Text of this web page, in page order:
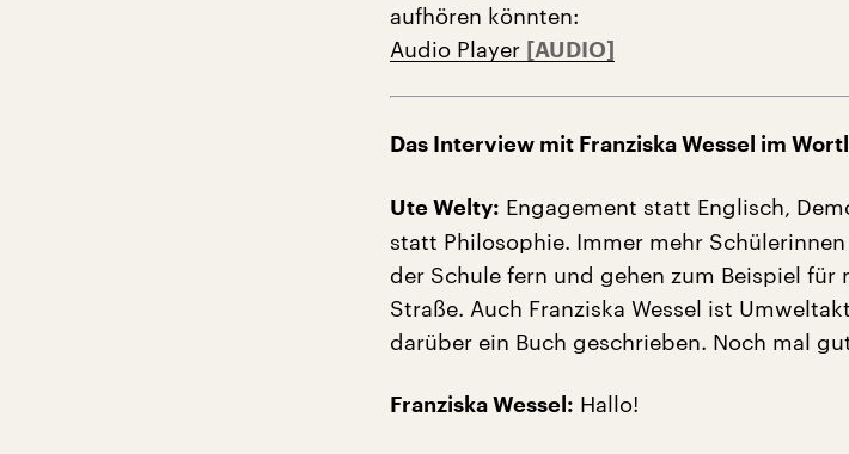
aufhören könnten:
Audio Player
Das Interview mit Franziska Wessel im
Ute Welty: Engagement statt Englisch,
statt Philosophie. Immer mehr
der Schule fern und gehen zum Beispiel für
Straße. Auch Franziska Wessel ist
darüber ein Buch geschrieben. Noch mal
Franziska Wessel: Hallo!